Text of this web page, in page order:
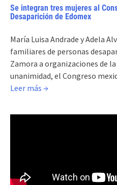
Se integran tres mujeres al
Desaparición de Edomex
María Luisa Andrade y Adela
familiares de personas
Zamora a organizaciones de
unanimidad, el Congreso
Leer más →